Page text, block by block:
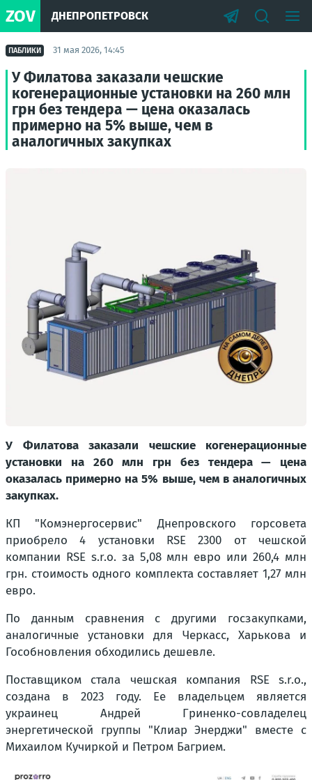
ZOV ДНЕПРОПЕТРОВСК
ПАБЛИКИ 31 мая 2026, 14:45
У Филатова заказали чешские
когенерационные установки на 260 млн
грн без тендера — цена оказалась
примерно на 5% выше, чем в
аналогичных закупках
У Филатова заказали чешские когенерационные
установки на 260 млн грн без тендера — цена
оказалась примерно на 5% выше, чем в аналогичных
закупках.
КП "Комэнергосервис" Днепровского горсовета
приобрело 4 установки RSE 2300 от чешской
компании RSE s.r.o. за 5,08 млн евро или 260,4 млн
грн. стоимость одного комплекта составляет 1,27 млн
евро.
По данным сравнения с другими госзакупками,
аналогичные установки для Черкасс, Харькова и
Гособновления обходились дешевле.
Поставщиком стала чешская компания RSE s.r.o.,
создана в 2023 году. Ее владельцем является
украинец Андрей Гриненко-совладелец
энергетической группы "Клиар Энерджи" вместе с
Михаилом Кучиркой и Петром Багрием.